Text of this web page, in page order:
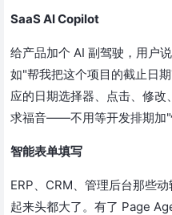
SaaS AI Copilot
给产品加个 AI 副驾驶，用户
如"帮我把这个项目的截止日
应的日期选择器、点击、修
求福音——不用等开发排期加"
智能表单填写
ERP、CRM、管理后台那些
起来头都大了。有了 Page